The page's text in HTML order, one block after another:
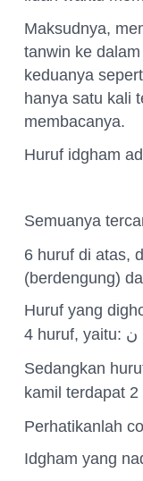
Maksudnya,
tanwin ke
keduanya
hanya satu kali
membacanya.
Huruf idgham
Semuanya
6 huruf di atas,
(berdengung)
Huruf yang
4 huruf, yaitu: ن
Sedangkan
kamil terdapat
Perhatikanlah
Idgham yang